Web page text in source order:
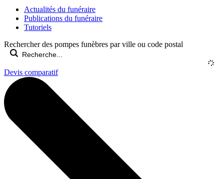
Actualités du funéraire
Publications du funéraire
Tutoriels
Rechercher des pompes funèbres par ville ou code postal
Devis comparatif